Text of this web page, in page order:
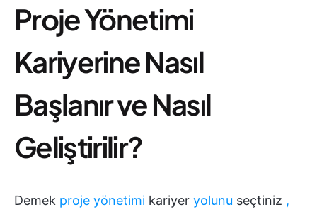
Proje Yönetimi
Kariyerine Nasıl
Başlanır ve Nasıl
Geliştirilir?
Demek proje yönetimi kariyer yolunu seçtiniz ,